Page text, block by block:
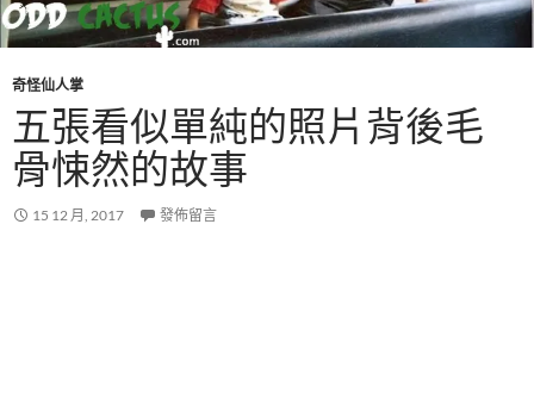
奇怪仙人掌
五張看似單純的照片背後毛
骨悚然的故事
15 12 月, 2017 發佈留言